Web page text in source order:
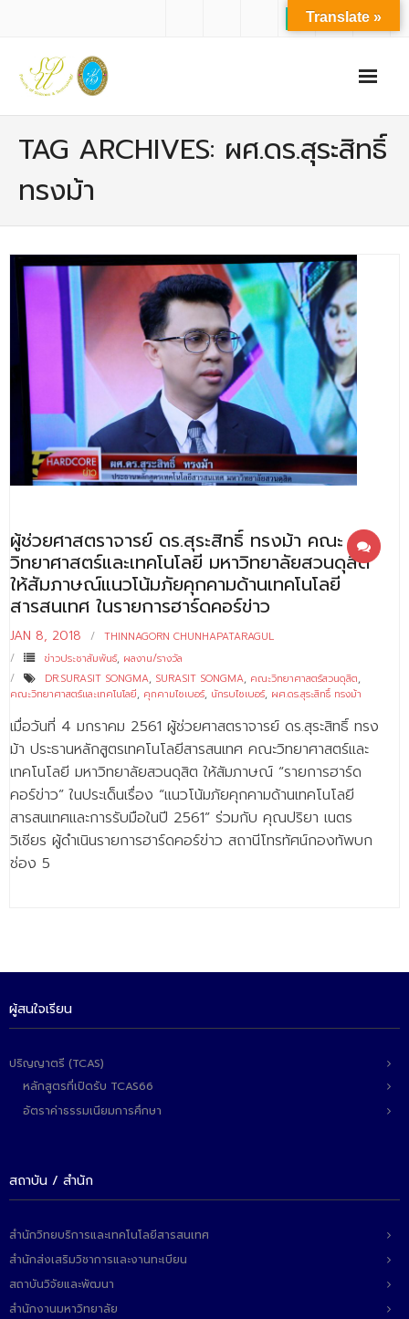
- ปรัชญาการจัดการศึกษา มหาวิทยาลัยสวนดุสิต
- ประวัติความเป็นมาของคณะ
- บุคลากร
- - สำนักงานคณะวิทยาศาสตร์และเทคโนโลยี
- - บุคลากรวิชาการ
- - บุคลากรสนับสนุน
หลักสูตร
- - วิทยาการคอมพิวเตอร์
- - วิทยาศาสตร์เครื่องสำอาง
- - อาชีวอนามัยและความปลอดภัย
- - อนามัยสิ่งแวดล้อมและสาธารณภัย
- - วิทยาศาสตร์การแพทย์
- - ความมั่นคงปลอดภัยไซเบอร์
- - อุตสาหกรรมชีวภาพเพื่อธุรกิจ
- ศึกษาศาสตรบัณฑิต
- - วิทยาศาสตร์ทั่วไป
- เทคโนโลยีบัณฑิต
- ศูนย์เครื่องมือปฏิบัติการวิทยาศาสตร์
- ศูนย์สิ่งแวดล้อม
สหกิจศึกษา
ข่าว
- ข่าวประชาสัมพันธ์ภายนอก
- ทุน/สมัครงาน/ศึกษาต่อ
วารสารคณะ
TAG ARCHIVES: ผศ.ดร.สุระสิทธิ์
ทรงม้า
ผู้ช่วยศาสตราจารย์ ดร.สุระสิทธิ์ ทรงม้า คณะ
วิทยาศาสตร์และเทคโนโลยี มหาวิทยาลัยสวนดุสิต
ให้สัมภาษณ์แนวโน้มภัยคุกคามด้านเทคโนโลยี
สารสนเทศ ในรายการฮาร์ดคอร์ข่าว
JAN 8, 2018
THINNAGORN CHUNHAPATARAGUL
ข่าวประชาสัมพันธ์, ผลงาน/รางวัล
DR.SURASIT SONGMA, SURASIT SONGMA, คณะวิทยาศาสตร์สวนดุสิต,
คณะวิทยาศาสตร์และเทคโนโลยี, คุกคามไซเบอร์, นักรบไซเบอร์, ผศ.ดร.สุระสิทธิ์ ทรงม้า
เมื่อวันที่ 4 มกราคม 2561 ผู้ช่วยศาสตราจารย์ ดร.สุระสิทธิ์ ทรง
ม้า ประธานหลักสูตรเทคโนโลยีสารสนเทศ คณะวิทยาศาสตร์และ
เทคโนโลยี มหาวิทยาลัยสวนดุสิต ให้สัมภาษณ์ “รายการฮาร์ด
คอร์ข่าว” ในประเด็นเรื่อง “แนวโน้มภัยคุกคามด้านเทคโนโลยี
สารสนเทศและการรับมือในปี 2561” ร่วมกับ คุณปริยา เนตร
วิเชียร ผู้ดำเนินรายการฮาร์ดคอร์ข่าว สถานีโทรทัศน์กองทัพบก
ช่อง 5
ผู้สนใจเรียน
ปริญญาตรี (TCAS)
หลักสูตรที่เปิดรับ TCAS66
อัตราค่าธรรมเนียมการศึกษา
สถาบัน / สำนัก
สำนักวิทยบริการและเทคโนโลยีสารสนเทศ
สำนักส่งเสริมวิชาการและงานทะเบียน
สถาบันวิจัยและพัฒนา
สำนักงานมหาวิทยาลัย
Translate »